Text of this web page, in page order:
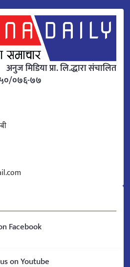
अनुज मिडिया प्रा. लि.द्धारा संचालित
०७६-७७
Facebook
on Youtube